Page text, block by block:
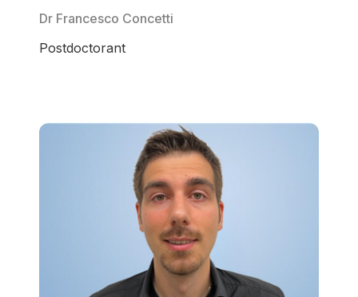
Dr Francesco Concetti
Postdoctorant